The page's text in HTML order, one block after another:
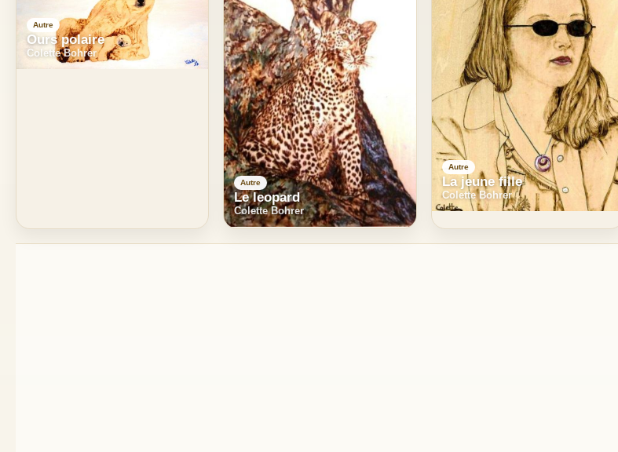
Autre
Ours polaire
Colette Bohrer
Autre
Le leopard
Colette Bohrer
Autre
La jeune fille
Colette Bohrer